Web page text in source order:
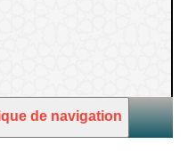
et
de navigation